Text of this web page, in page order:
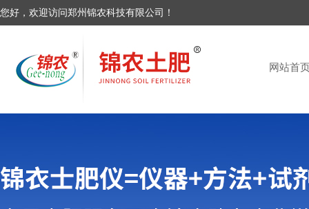
您好，欢迎访问郑州锦农科技有限公司！
网站首